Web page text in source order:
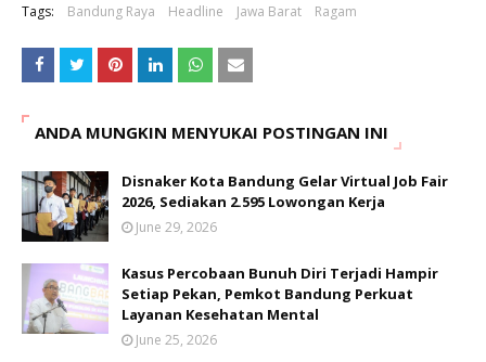
Tags: Bandung Raya Headline Jawa Barat Ragam
ANDA MUNGKIN MENYUKAI POSTINGAN INI
Disnaker Kota Bandung Gelar Virtual Job Fair
2026, Sediakan 2.595 Lowongan Kerja
June 29, 2026
Kasus Percobaan Bunuh Diri Terjadi Hampir
Setiap Pekan, Pemkot Bandung Perkuat
Layanan Kesehatan Mental
June 25, 2026